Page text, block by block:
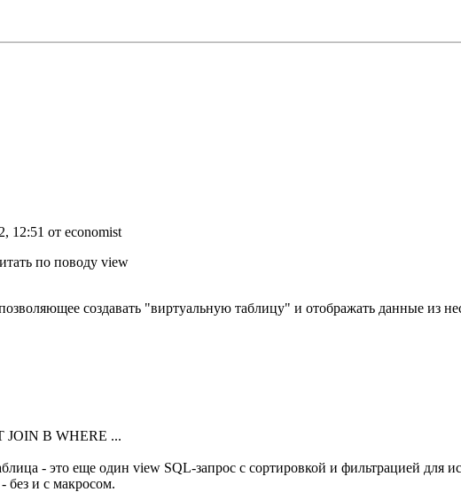
12:51 от economist
по поводу view
создавать "виртуальную таблицу" и отображать данные из
JOIN B WHERE ...
- это еще один view SQL-запрос с сортировкой и фильтрацией для
без и с макросом.